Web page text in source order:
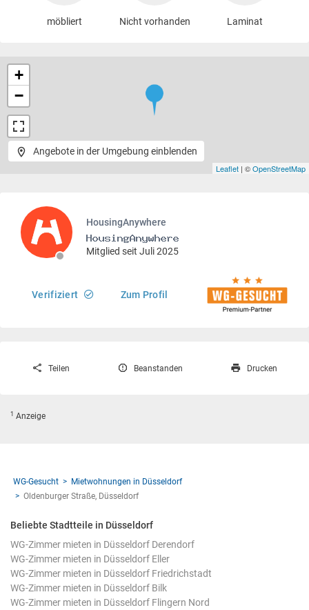
möbliert Nicht vorhanden Laminat
+
−
Leaflet | ©OpenStreetMap
Angebote in der Umgebung einblenden
HousingAnywhere
Mitglied seit Juli 2025
Verifiziert Zum Profil
Teilen Beanstanden Drucken
1 Anzeige
WG-Gesucht
Mietwohnungen in Düsseldorf
Oldenburger Straße, Düsseldorf
Beliebte Stadtteile in Düsseldorf
WG-Zimmer mieten in Düsseldorf Derendorf
WG-Zimmer mieten in Düsseldorf Eller
WG-Zimmer mieten in Düsseldorf Friedrichstadt
WG-Zimmer mieten in Düsseldorf Bilk
WG-Zimmer mieten in Düsseldorf Flingern Nord